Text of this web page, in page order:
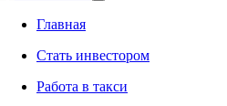
Главная
Стать инвестором
Работа в такси